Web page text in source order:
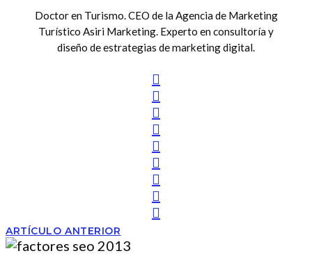
Doctor en Turismo. CEO de la Agencia de Marketing
Turístico Asiri Marketing. Experto en consultoría y
diseño de estrategias de marketing digital.
ARTÍCULO ANTERIOR